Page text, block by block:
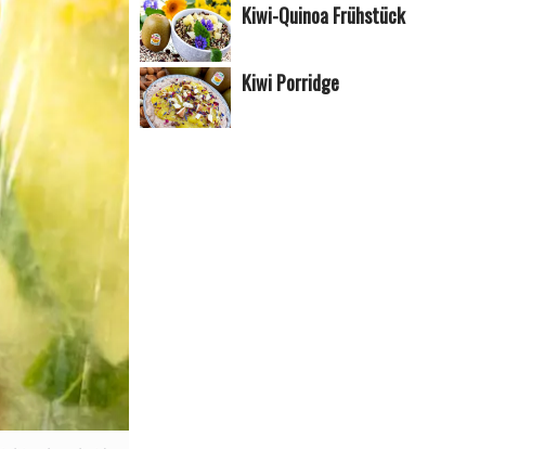
Kiwi-Quinoa Frühstück
Kiwi Porridge